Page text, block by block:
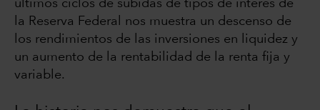
últimos ciclos de subidas de tipos de interés de
la Reserva Federal nos muestra un descenso de
los rendimientos de las inversiones en liquidez y
un aumento de la rentabilidad de la renta fija y
variable.